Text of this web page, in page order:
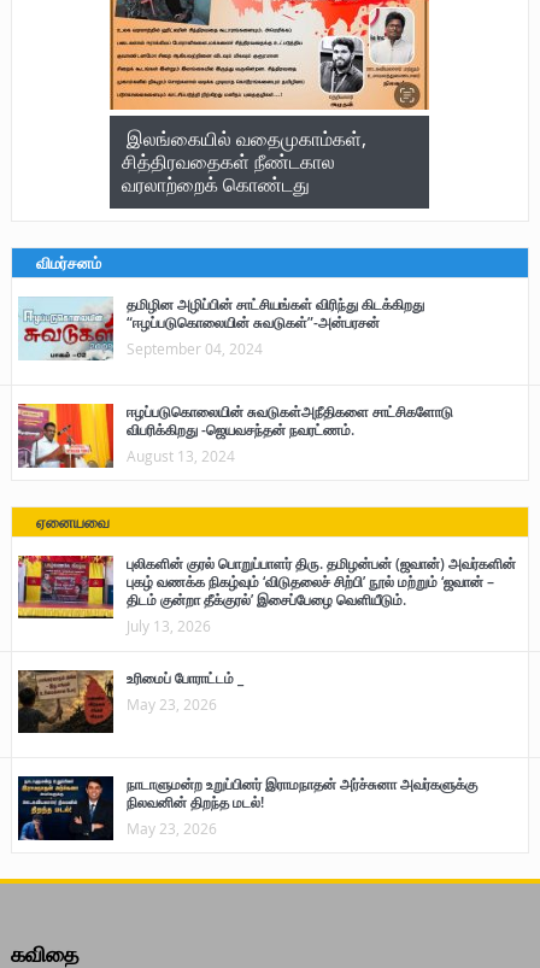
இலங்கையில் வதைமுகாம்கள்,
சித்திரவதைகள் நீண்டகால
வரலாற்றைக் கொண்டது
விமர்சனம்
தமிழின அழிப்பின் சாட்சியங்கள் விரிந்து கிடக்கிறது
“ஈழப்படுகொலையின் சுவடுகள்”-அன்பரசன்
September 04, 2024
ஈழப்படுகொலையின் சுவடுகள்அநீதிகளை சாட்சிகளோடு
விபரிக்கிறது -ஜெயவசந்தன் நவரட்ணம்.
August 13, 2024
ஏனையவை
புலிகளின் குரல் பொறுப்பாளர் திரு. தமிழன்பன் (ஜவான்) அவர்களின்
புகழ் வணக்க நிகழ்வும் ‘விடுதலைச் சிற்பி’ நூல் மற்றும் ‘ஜவான் –
திடம் குன்றா தீக்குரல்’ இசைப்பேழை வெளியீடும்.
July 13, 2026
உரிமைப் போராட்டம் _
May 23, 2026
நாடாளுமன்ற உறுப்பினர் இராமநாதன் அர்ச்சுனா அவர்களுக்கு
நிலவனின் திறந்த மடல்!
May 23, 2026
கவிதை